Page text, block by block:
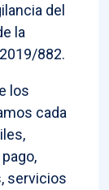
del
la
882.
los
cada
servicios